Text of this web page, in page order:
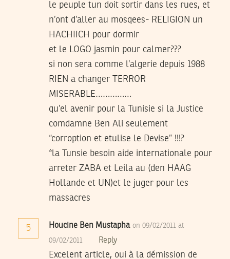
le peuple tun doit sortir dans les rues, et
n’ont d’aller au mosqees- RELIGION un
HACHIICH pour dormir
et le LOGO jasmin pour calmer???
si non sera comme l’algerie depuis 1988
RIEN a changer TERROR
MISERABLE……………
qu’el avenir pour la Tunisie si la Justice
comdamne Ben Ali seulement
“corroption et etulise le Devise” !!!?
*la Tunsie besoin aide internationale pour
arreter ZABA et Leila au (den HAAG
Hollande et UN)et le juger pour les
massacres
5 Houcine Ben Mustapha on 09/02/2011 at
09/02/2011 Reply
Excelent article, oui à la démission de